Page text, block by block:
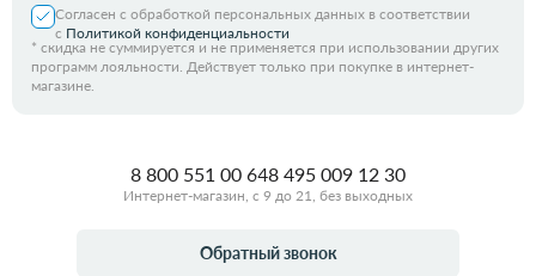
Согласен с обработкой персональных данных в соответствии
с Политикой конфиденциальности
* скидка не суммируется и не применяется при использовании других
программ лояльности. Действует только при покупке в интернет-
магазине.
8 800 551 00 648 495 009 12 30
Интернет-магазин, с 9 до 21, без выходных
Обратный звонок